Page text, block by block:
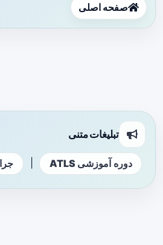
صفحه اصلی
تبلیغات متنی
دوره آموزشی ATLS